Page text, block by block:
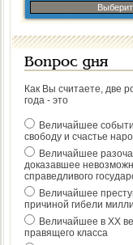
Вопрос дня
Как Вы считаете, две
года - это
Величайшее
свободу и счастье
Величайшее
доказавшее
справедливого
Величайшее
причиной гибели
Величайшее в ХХ
правящего класса